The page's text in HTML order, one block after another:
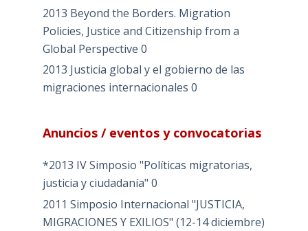
2013 Beyond the Borders. Migration
Policies, Justice and Citizenship from a
Global Perspective 0
2013 Justicia global y el gobierno de las
migraciones internacionales 0
Anuncios / eventos y convocatorias
*2013 IV Simposio "Políticas migratorias,
justicia y ciudadanía" 0
2011 Simposio Internacional "JUSTICIA,
MIGRACIONES Y EXILIOS" (12-14 diciembre)